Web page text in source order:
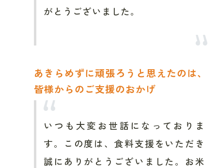
がとうございました。
あきらめずに頑張ろうと思えたのは、
皆様からのご支援のおかげ
いつも大変お世話になっておりま
す。この度は、食料支援をいただき
誠にありがとうございました。お米